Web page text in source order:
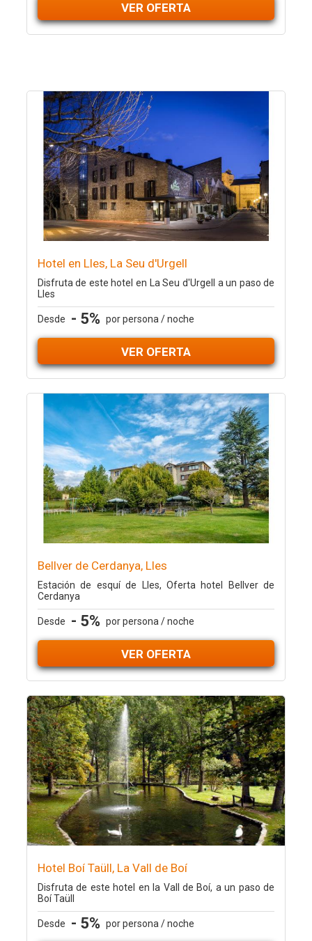
VER OFERTA
Hotel en Lles, La Seu d'Urgell
Disfruta de este hotel en La Seu d'Urgell a un paso de
Lles
Desde - 5% por persona / noche
VER OFERTA
Bellver de Cerdanya, Lles
Estación de esquí de Lles, Oferta hotel Bellver de
Cerdanya
Desde - 5% por persona / noche
VER OFERTA
Hotel Boí Taüll, La Vall de Boí
Disfruta de este hotel en la Vall de Boí, a un paso de
Boí Taüll
Desde - 5% por persona / noche